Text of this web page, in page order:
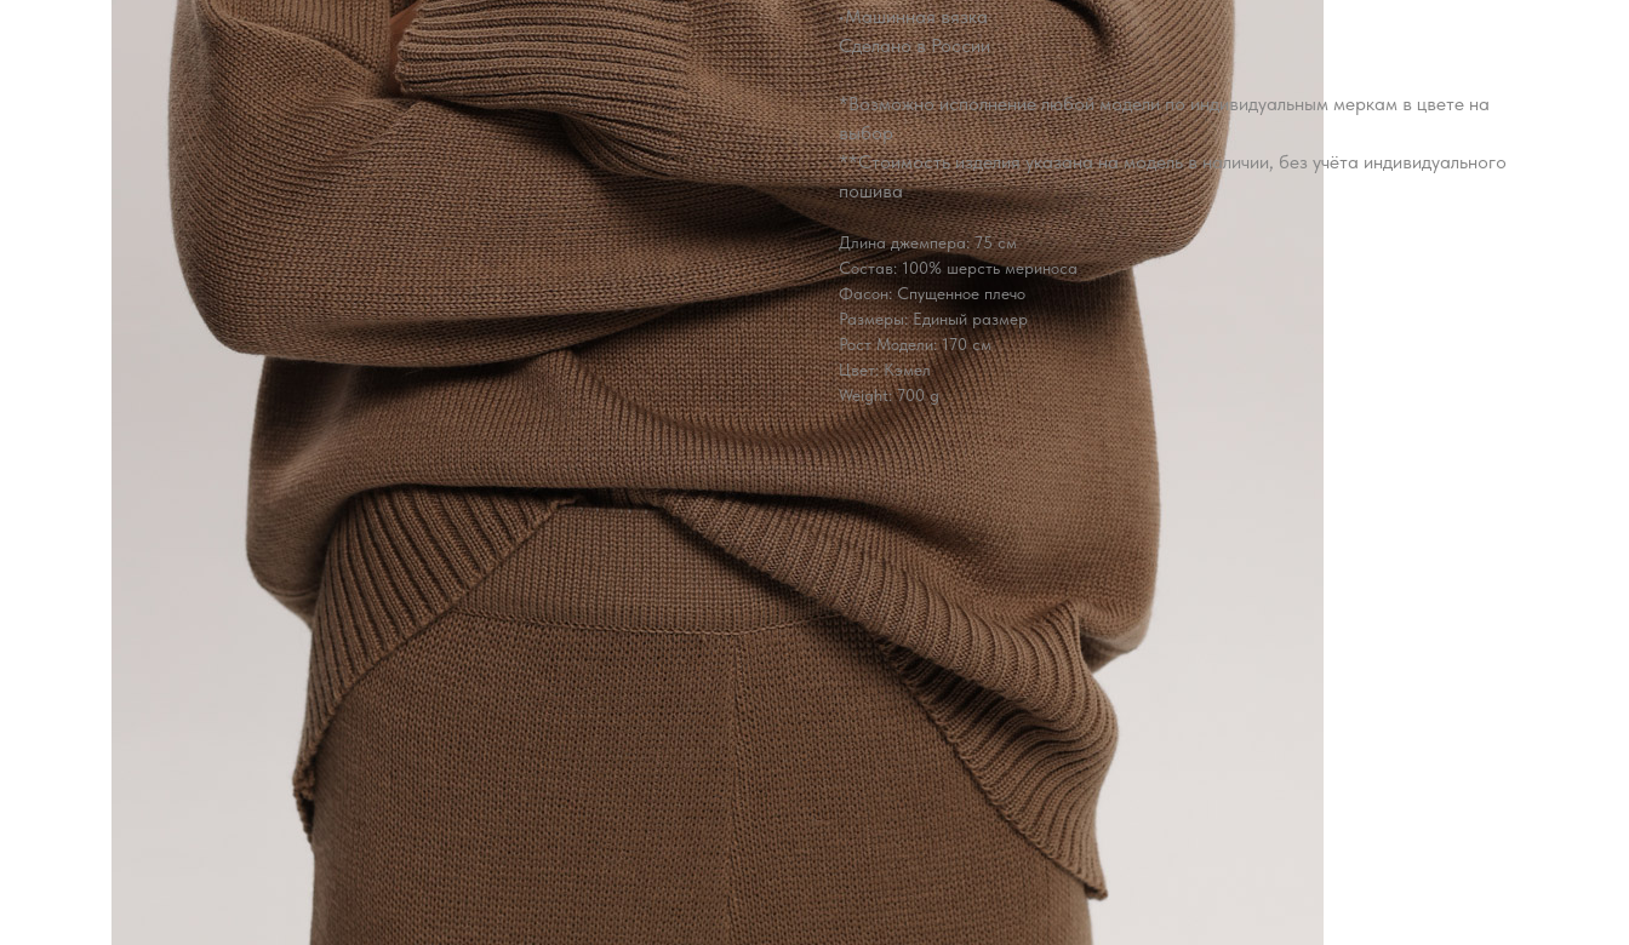
•Машинная вязка
Сделано в России
*Возможно исполнение любой модели по индивидуальным меркам в цвете на
выбор
**Стоимость изделия указана на модель в наличии, без учёта индивидуального
пошива
Длина джемпера: 75 см
Состав: 100% шерсть мериноса
Фасон: Спущенное плечо
Размеры: Единый размер
Рост Модели: 170 см
Цвет: Кэмел
Weight: 700 g